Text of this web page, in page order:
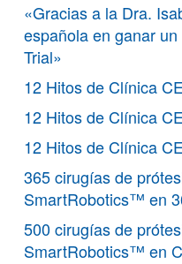
«Gracias a la Dra.
española en ganar
Trial»
12 Hitos de Clínica
12 Hitos de Clínica
12 Hitos de Clínica
365 cirugías de
SmartRobotics™ en
500 cirugías de
SmartRobotics™ en